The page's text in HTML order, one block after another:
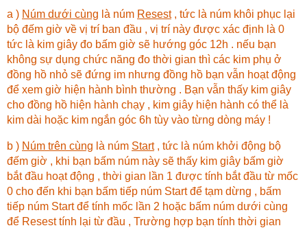
a ) Núm dưới cùng là núm Resest, tức là núm khôi phục lại
bộ đếm giờ về vị trí ban đầu , vị trí này được xác định là 0
tức là kim giây đo bấm giờ sẽ hướng góc 12h . nếu bạn
không sự dụng chức năng đo thời gian thì các kim phụ ở
đồng hồ nhỏ sẽ đứng im nhưng đồng hồ bạn vẫn hoạt động
để xem giờ hiện hành bình thường . Bạn vẫn thấy kim giây
cho đồng hồ hiện hành chạy , kim giây hiện hành có thể là
kim dài hoặc kim ngắn góc 6h tùy vào từng dòng máy !
b ) Núm trên cùng là núm Start, tức là núm khởi động bộ
đếm giờ , khi bạn bấm núm này sẽ thấy kim giây bấm giờ
bắt đầu hoạt động , thời gian lần 1 được tính bắt đầu từ mốc
0 cho đến khi bạn bấm tiếp núm Start để tạm dừng , bấm
tiếp núm Start để tính mốc lần 2 hoặc bấm núm dưới cùng
để Resest tính lại từ đầu , Trường hợp bạn tính thời gian